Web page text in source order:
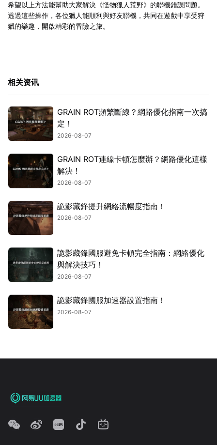
希望以上方法能幫助大家解決《怪物獵人荒野》的聯機錯誤問題。
透過這些操作，各位獵人能順利與好友聯機，共同在遊戲中享受狩
獵的樂趣，開啟精彩的冒險之旅。
相关资讯
GRAIN ROT頻繁斷線？網路優化指南一次搞
定！
2026-08-07
GRAIN ROT連線卡頓怎麼辦？網路優化這樣
解決！
2026-08-07
詭影藏鋒提升網絡流暢度指南！
2026-08-07
詭影藏鋒國服避免卡頓完全指南：網絡優化
與解決技巧！
2026-08-07
詭影藏鋒國服加速器設置指南！
2026-08-07